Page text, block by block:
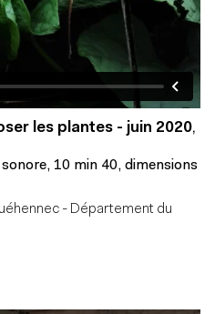
les plantes - juin 2020,
10 min 40, dimensions
- Département du